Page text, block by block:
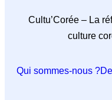
Cultu’Corée – La
culture
Qui sommes-nous ?